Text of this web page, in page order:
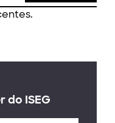
do ISEG